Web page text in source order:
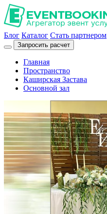
Блог Каталог Стать партнером
Запросить расчет
Главная
Пространство
Каширская Застава
Основной зал